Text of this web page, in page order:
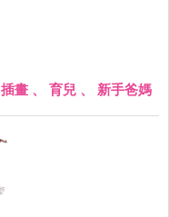
插畫 、 育兒 、 新手爸媽